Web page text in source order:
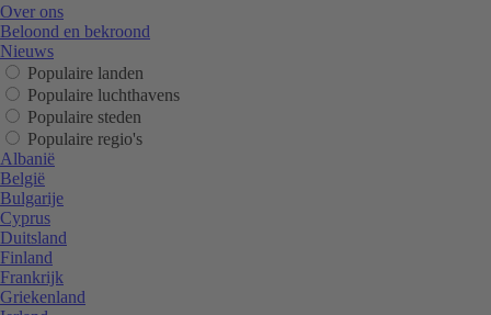
Over ons
Beloond en bekroond
Nieuws
Populaire landen
Populaire luchthavens
Populaire steden
Populaire regio's
Albanië
België
Bulgarije
Cyprus
Duitsland
Finland
Frankrijk
Griekenland